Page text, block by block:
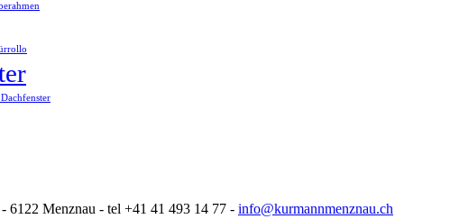
6122 Menznau - tel +41 41 493 14 77 - info@kurmannmenznau.ch